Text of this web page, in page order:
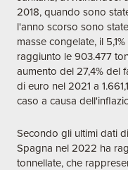
2018, quando sono
l'anno scorso sono
masse congelate, il
raggiunto le 903.477
aumento del 27,4% del
di euro nel 2021 a
caso a causa
Secondo gli ultimi dati
Spagna nel 2022 ha
tonnellate, che